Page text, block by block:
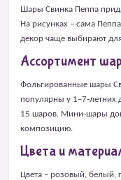
Шары Свинка Пеппа
На рисунках – сама
декор чаще выбирают
Ассортимент
Фольгированные шары
популярны у 1–7‑летних
15 шаров. Мини‑шары
композицию.
Цвета и
Цвета – розовый,